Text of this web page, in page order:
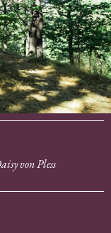
von Pless